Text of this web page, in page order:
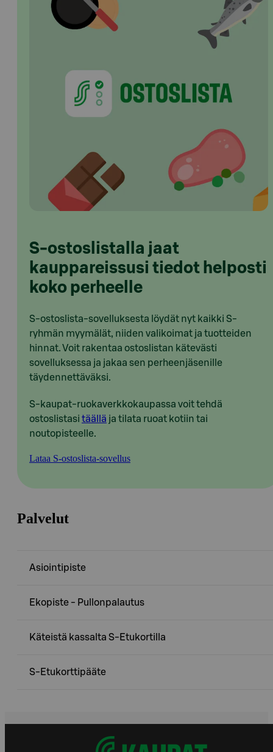
S-ostoslistalla jaat
kauppareissusi tiedot helposti
koko perheelle
S-ostoslista-sovelluksesta löydät nyt kaikki S-
ryhmän myymälät, niiden valikoimat ja tuotteiden
hinnat. Voit rakentaa ostoslistan kätevästi
sovelluksessa ja jakaa sen perheenjäsenille
täydennettäväksi.
S-kaupat-ruokaverkkokaupassa voit tehdä
ostoslistasi täällä ja tilata ruoat kotiin tai
noutopisteelle.
Lataa S-ostoslista-sovellus
Palvelut
Asiointipiste
Ekopiste - Pullonpalautus
Käteistä kassalta S-Etukortilla
S-Etukorttipääte